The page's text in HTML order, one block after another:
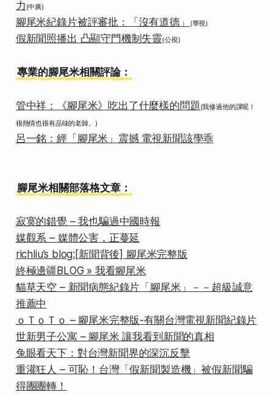
力 (中廣)
腳尾米紀錄片被評審批：「沒有道德」 (華視)
假新聞照播出 凸顯守門機制失靈(公視)
專業的腳尾米相關評論：
管中祥：《腳尾米》吃出了什麼樣的問題 (我修過他的課呢！
很熱情也很有品味的老師。)
呂一銘：經「腳尾米」震撼 電視新聞該學乖
腳尾米相關部落格文章：
寂寞的錯覺 – 我也騙過中國時報
媒觀系 – 媒體公害，正蔓延
richliu’s blog:[新聞背後] 腳尾米完整版
終極邊疆BLOG » 我看腳尾米
貓草天空 – 新聞病態紀錄片「腳尾米」－－超級誠意
推薦中
ｏＴｏＴｏ – 腳尾米完整版-有關台灣電視新聞紀錄片
世新男子公寓 – 腳尾米 讓我看到新聞的真相
兔眼看天下：對台灣新聞界的深沉反擊
重灌狂人 – 可恥！台灣「假新聞製造機」被假新聞騙
得團團轉！